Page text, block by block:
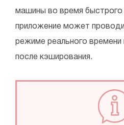
машины во время быстрого
приложение может
режиме реального времени
после кэширования.